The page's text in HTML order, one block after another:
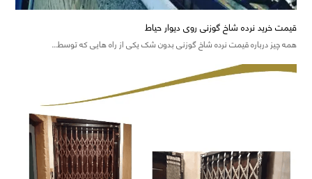
قیمت خرید نرده شاخ گوزنی روی دیوار حیاط
همه چیز درباره قیمت نرده شاخ گوزنی بدون شک یکی از راه هایی که توسط…